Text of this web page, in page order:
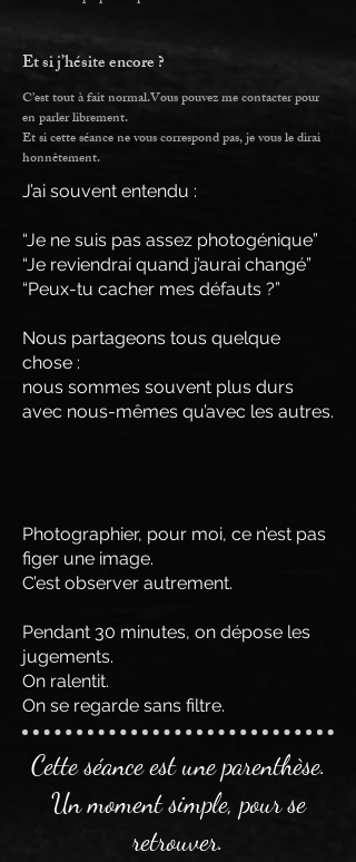
Et si j’hésite encore ?
C’est tout à fait normal.Vous pouvez me contacter pour
en parler librement.
Et si cette séance ne vous correspond pas, je vous le dirai
honnêtement.
J’ai souvent entendu :
“Je ne suis pas assez photogénique”
“Je reviendrai quand j’aurai changé”
“Peux-tu cacher mes défauts ?”
Nous partageons tous quelque
chose :
nous sommes souvent plus durs
avec nous-mêmes qu’avec les autres.
Photographier, pour moi, ce n’est pas
figer une image.
C’est observer autrement.
Pendant 30 minutes, on dépose les
jugements.
On ralentit.
On se regarde sans filtre.
Cette séance est une parenthèse.
Un moment simple, pour se
retrouver.